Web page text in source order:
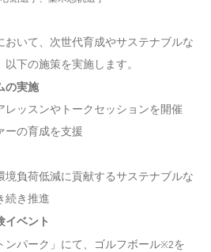
いて、次世代育成やサステナブルな
下の施策を実施します。
の実施
レッスンやトークセッションを開催
ーの育成を支援
境負荷低減に貢献するサステナブルな
続き推進
イベント
ンパーク」にて、ゴルフボール※2を